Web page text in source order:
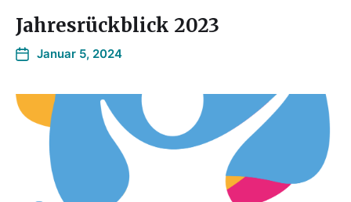
Jahresrückblick 2023
Januar 5, 2024